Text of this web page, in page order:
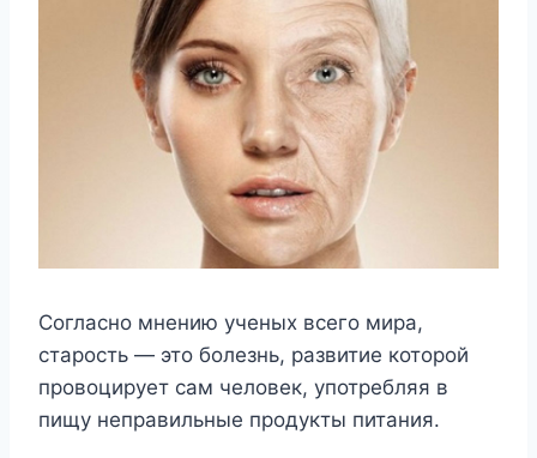
Согласно мнению ученых всего мира,
старость — это болезнь, развитие которой
провоцирует сам человек, употребляя в
пищу неправильные продукты питания.